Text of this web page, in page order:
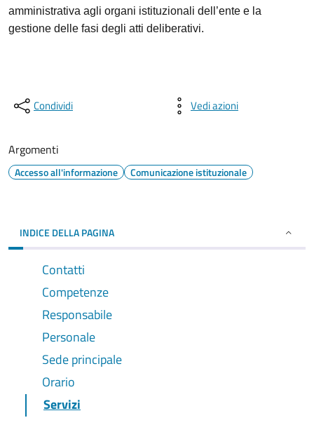
amministrativa agli organi istituzionali dell’ente e la
gestione delle fasi degli atti deliberativi.
Condividi Vedi azioni
Argomenti
Accesso all'informazione Comunicazione istituzionale
INDICE DELLA PAGINA
Contatti
Competenze
Responsabile
Personale
Sede principale
Orario
Servizi